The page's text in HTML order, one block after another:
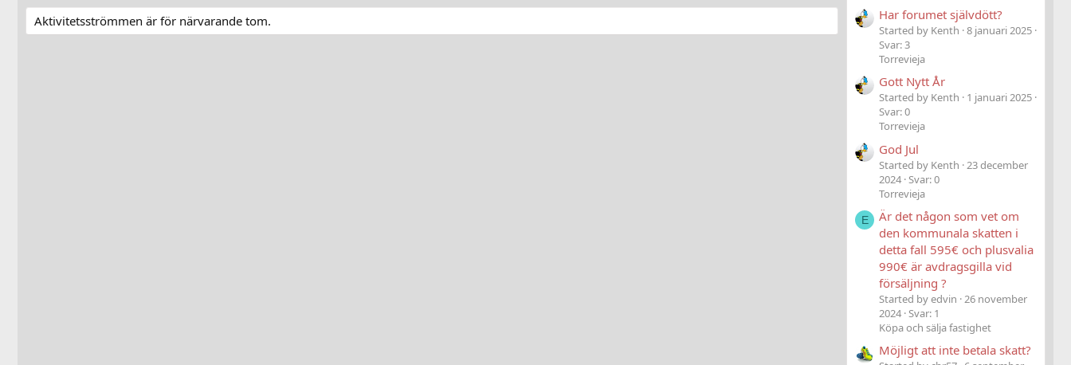
Aktivitetsströmmen är för närvarande tom. Har forumet självdött?
Started by Kenth 8 januari 2025
Svar: 3
Torrevieja
Gott Nytt År
Started by Kenth
1 januari 2025
Svar: 0
Torrevieja
God Jul
Started by Kenth 23 december
2024 Svar: 0
Torrevieja
E
Är det någon som vet om
den kommunala skatten i
detta fall 595€ och plusvalia
990€ är avdragsgilla vid
försäljning ?
Started by edvin 26 november
2024 Svar: 1
Köpa och sälja fastighet
Möjligt att inte betala skatt?